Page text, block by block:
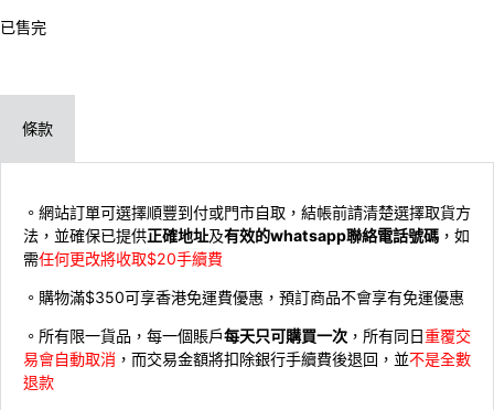
已售完
條款
。網站訂單可選擇順豐到付或門市自取，結帳前請清楚選擇取貨方
法，並確保已提供正確地址及有效的whatsapp聯絡電話號碼 ，如
需任何更改將收取$20手續費
。購物滿$350可享香港免運費優惠，預訂商品不會享有免運優惠
。所有限一貨品，每一個賬戶每天只可購買一次 ，所有同日重覆交
易會自動取消 ，而交易金額將扣除銀行手續費後退回，並不是全數
退款